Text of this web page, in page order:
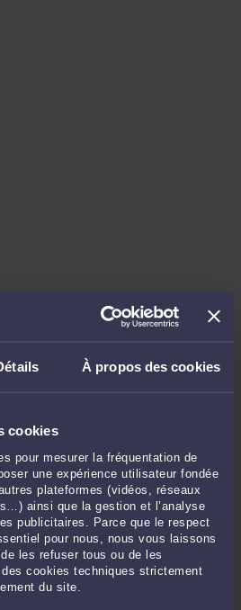
À propos des cookies
cookies
pour mesurer la fréquentation de
une expérience utilisateur fondée
plateformes (vidéos, réseaux
ainsi que la gestion et l’analyse
publicitaires. Parce que le respect
pour nous, nous vous laissons
les refuser tous ou de les
des cookies techniques strictement
du site.